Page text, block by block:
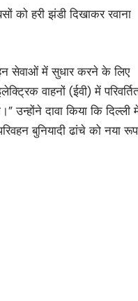
को हरी झंडी दिखाकर रवाना
सेवाओं में सुधार करने के लिए
वाहनों (ईवी) में
उन्होंने दावा किया कि दिल्ली
बुनियादी ढांचे को नया रूप